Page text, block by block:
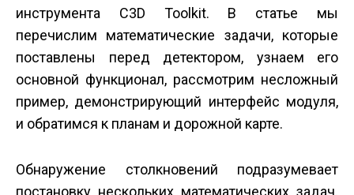
инструмента C3D Toolkit. В статье мы
перечислим математические задачи, которые
поставлены перед детектором, узнаем его
основной функционал, рассмотрим несложный
пример, демонстрирующий интерфейс модуля,
и обратимся к планам и дорожной карте.
Обнаружение столкновений подразумевает
постановку нескольких математических задач.